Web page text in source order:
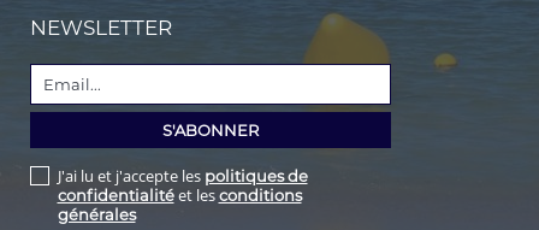
NEWSLETTER
J'ai lu et j'accepte les politiques de
confidentialitéet lesconditions
générales